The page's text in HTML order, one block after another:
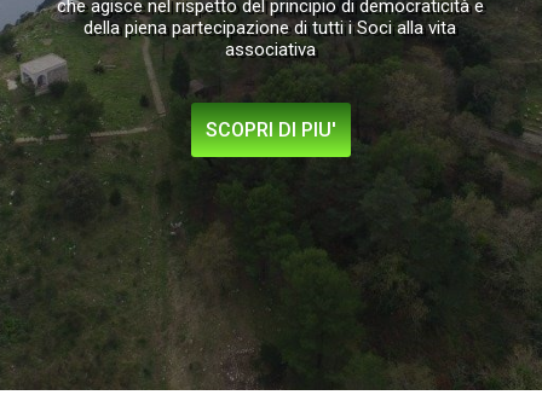
che agisce nel rispetto del principio di democraticità e
della piena partecipazione di tutti i Soci alla vita
associativa
SCOPRI DI PIU'